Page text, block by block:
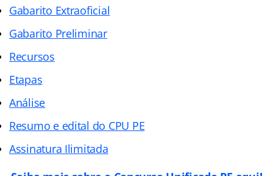
Gabarito Extraoficial
Gabarito Preliminar
Recursos
Etapas
Análise
Resumo e edital do CPU PE
Assinatura Ilimitada